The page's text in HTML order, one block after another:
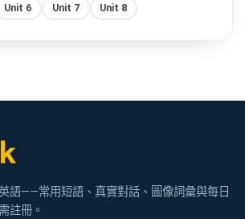
Unit 6 Unit 7 Unit 8
語——常用短語、真實對話、圖像詞彙與每日
註冊。